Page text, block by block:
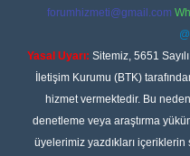
forumhizmeti@gmail.com
Yasal Uyarı: Sitemiz, 5651
İletişim Kurumu (BTK)
hizmet vermektedir. Bu
denetleme veya araştırma
üyelerimiz yazdıkları